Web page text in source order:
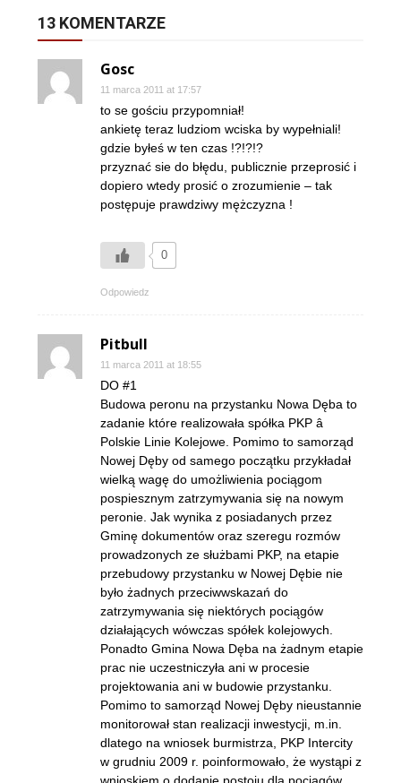
13 KOMENTARZE
Gosc
11 marca 2011 at 17:57
to se gościu przypomniał!
ankietę teraz ludziom wciska by wypełniali!
gdzie byłeś w ten czas !?!?!?
przyznać sie do błędu, publicznie przeprosić i
dopiero wtedy prosić o zrozumienie – tak
postępuje prawdziwy mężczyzna !
0
Odpowiedz
Pitbull
11 marca 2011 at 18:55
DO #1
Budowa peronu na przystanku Nowa Dęba to
zadanie które realizowała spółka PKP â
Polskie Linie Kolejowe. Pomimo to samorząd
Nowej Dęby od samego początku przykładał
wielką wagę do umożliwienia pociągom
pospiesznym zatrzymywania się na nowym
peronie. Jak wynika z posiadanych przez
Gminę dokumentów oraz szeregu rozmów
prowadzonych ze służbami PKP, na etapie
przebudowy przystanku w Nowej Dębie nie
było żadnych przeciwwskazań do
zatrzymywania się niektórych pociągów
działających wówczas spółek kolejowych.
Ponadto Gmina Nowa Dęba na żadnym etapie
prac nie uczestniczyła ani w procesie
projektowania ani w budowie przystanku.
Pomimo to samorząd Nowej Dęby nieustannie
monitorował stan realizacji inwestycji, m.in.
dlatego na wniosek burmistrza, PKP Intercity
w grudniu 2009 r. poinformowało, że wystąpi z
wnioskiem o dodanie postoju dla pociągów